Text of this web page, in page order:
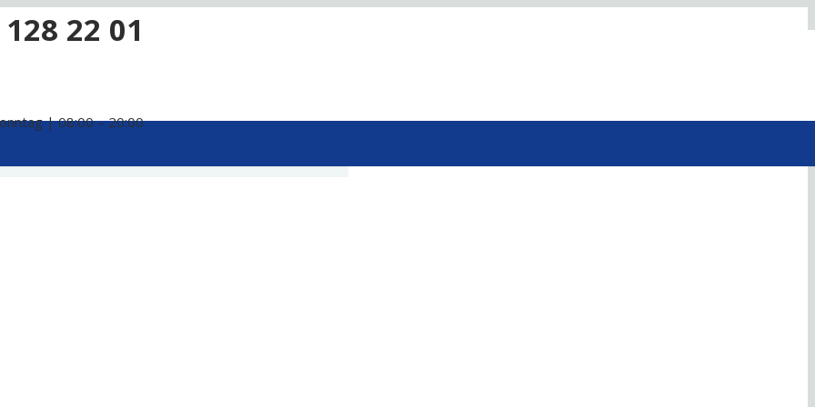
22 01
| 08:00 – 20:00